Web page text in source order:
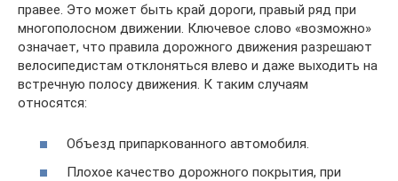
правее. Это может быть край дороги, правый ряд при
многополосном движении. Ключевое слово «возможно»
означает, что правила дорожного движения разрешают
велосипедистам отклоняться влево и даже выходить на
встречную полосу движения. К таким случаям
относятся:
Объезд припаркованного автомобиля.
Плохое качество дорожного покрытия, при